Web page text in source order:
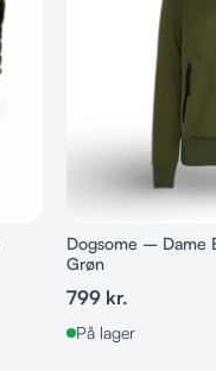
Dogsome – Dame
Grøn
799 kr.
På lager